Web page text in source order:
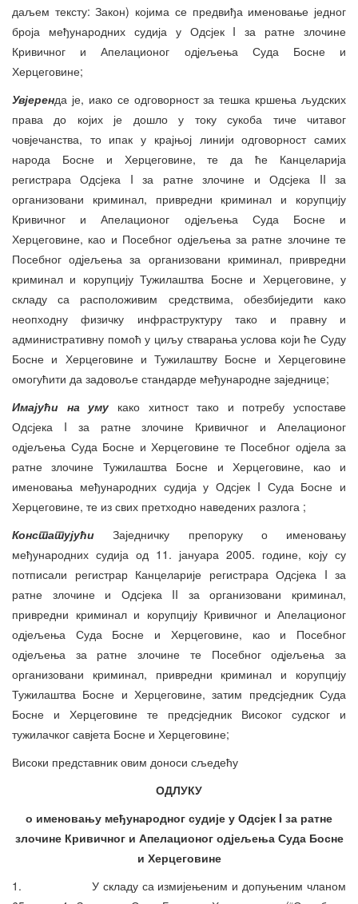
даљем тексту: Закон) којима се предвиђа именовање једног
броја међународних судија у Одсјек I за ратне злочине
Кривичног и Апелационог одјељења Суда Босне и
Херцеговине;
Увјеренда је, иако се одговорност за тешка кршења људских
права до којих је дошло у току сукоба тиче читавог
човјечанства, то ипак у крајњој линији одговорност самих
народа Босне и Херцеговине, те да ће Канцеларија
регистрара Одсјека I за ратне злочине и Одсјека II за
организовани криминал, привредни криминал и корупцију
Кривичног и Апелационог одјељења Суда Босне и
Херцеговине, као и Посебног одјељења за ратне злочине те
Посебног одјељења за организовани криминал, привредни
криминал и корупцију Тужилаштва Босне и Херцеговине, у
складу са расположивим средствима, обезбиједити како
неопходну физичку инфраструктуру тако и правну и
административну помоћ у циљу стварања услова који ће Суду
Босне и Херцеговине и Тужилаштву Босне и Херцеговине
омогућити да задовоље стандарде међународне заједнице;
Имајући на уму како хитност тако и потребу успоставе
Одсјека I за ратне злочине Кривичног и Апелационог
одјељења Суда Босне и Херцеговине те Посебног одјела за
ратне злочине Тужилаштва Босне и Херцеговине, као и
именовања међународних судија у Одсјек I Суда Босне и
Херцеговине, те из свих претходно наведених разлога ;
Констатујући Заједничку препоруку о именовању
међународних судија од 11. јануара 2005. године, коју су
потписали регистрар Канцеларије регистрара Одсјека I за
ратне злочине и Одсјека II за организовани криминал,
привредни криминал и корупцију Кривичног и Апелационог
одјељења Суда Босне и Херцеговине, као и Посебног
одјељења за ратне злочине те Посебног одјељења за
организовани криминал, привредни криминал и корупцију
Тужилаштва Босне и Херцеговине, затим предсједник Суда
Босне и Херцеговине те предсједник Високог судског и
тужилачког савјета Босне и Херцеговине;
Високи представник овим доноси сљедећу
ОДЛУКУ
о именовању међународног судије у Одсјек I за ратне
злочине Кривичног и Апелационог одјељења Суда Босне
и Херцеговине
1. У складу са измијењеним и допуњеним чланом